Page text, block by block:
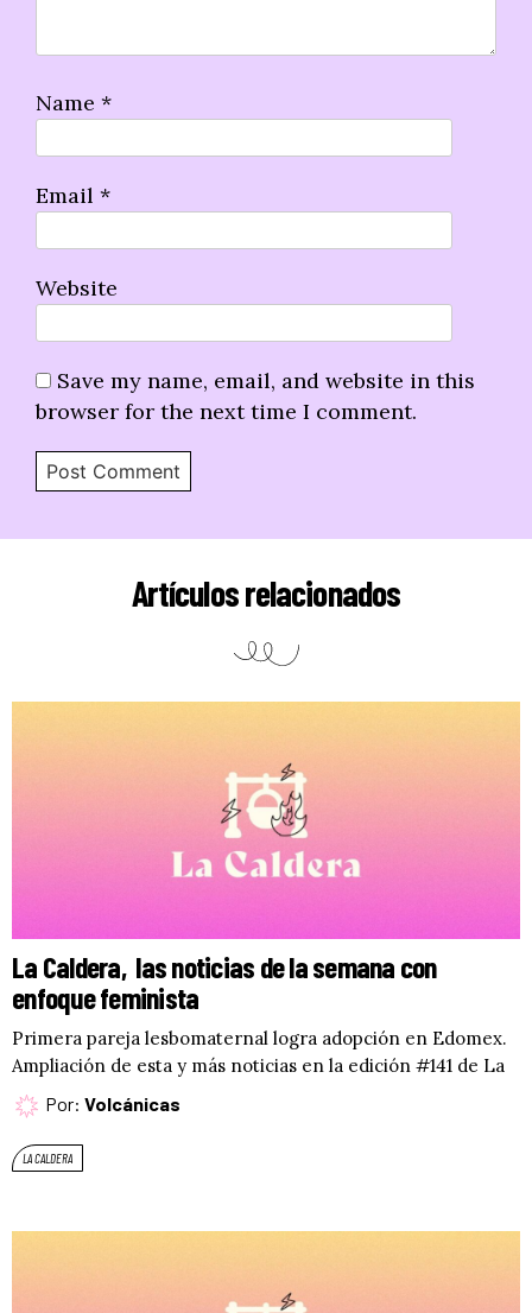
Name *
Email *
Website
Save my name, email, and website in this
browser for the next time I comment.
Artículos relacionados
La Caldera, las noticias de la semana con
enfoque feminista
Primera pareja lesbomaternal logra adopción en Edomex.
Ampliación de esta y más noticias en la edición #141 de La
Por: Volcánicas
LA CALDERA